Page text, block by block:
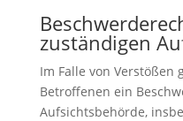
zuständigen
Im Falle von Verstößen
Betroffenen ein
Aufsichtsbehörde,